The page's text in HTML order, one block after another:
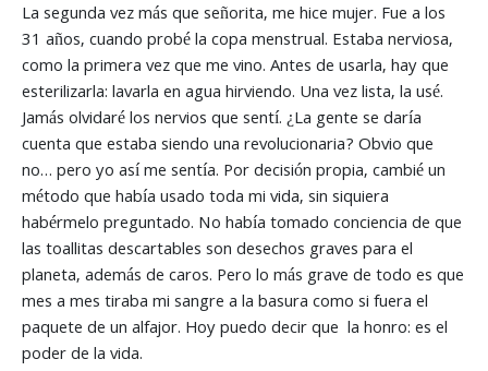
La segunda vez más que señorita, me hice mujer. Fue a los
31 años, cuando probé la copa menstrual. Estaba nerviosa,
como la primera vez que me vino. Antes de usarla, hay que
esterilizarla: lavarla en agua hirviendo. Una vez lista, la usé.
Jamás olvidaré los nervios que sentí. ¿La gente se daría
cuenta que estaba siendo una revolucionaria? Obvio que
no… pero yo así me sentía. Por decisión propia, cambié un
método que había usado toda mi vida, sin siquiera
habérmelo preguntado. No había tomado conciencia de que
las toallitas descartables son desechos graves para el
planeta, además de caros. Pero lo más grave de todo es que
mes a mes tiraba mi sangre a la basura como si fuera el
paquete de un alfajor. Hoy puedo decir que la honro: es el
poder de la vida.